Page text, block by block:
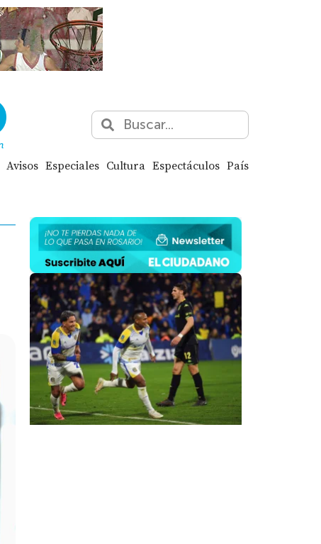
Avisos Especiales Cultura Espectáculos País